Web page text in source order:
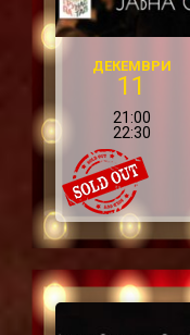
ДЕКЕМВРИ
11
21:00
22:30